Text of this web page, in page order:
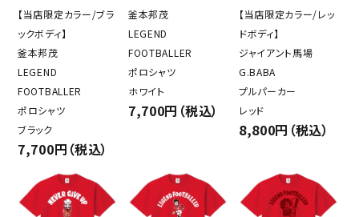
【当店限定カラー/ブラ
ックボディ】
釜本邦茂
LEGEND
FOOTBALLER
ポロシャツ
ブラック
7,700円（税込）
釜本邦茂
LEGEND
FOOTBALLER
ポロシャツ
ホワイト
7,700円（税込）
【当店限定カラー/レッ
ドボディ】
ジャイアント馬場
G.BABA
プルパーカー
レッド
8,800円（税込）